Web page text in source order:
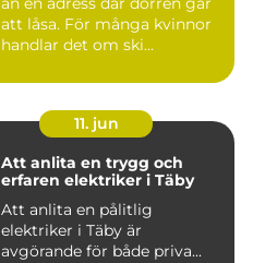
att låsa. För många kvinnor
handlar det om ski...
11. jun
Att anlita en trygg och
erfaren elektriker i Täby
Att anlita en pålitlig
elektriker i Täby är
avgörande för både priva...